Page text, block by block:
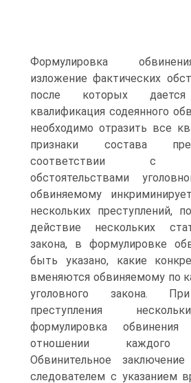
Формулировка
изложение фактических
после которых дается
квалификация содеянного
необходимо отразить все
признаки состава
соответствии с
обстоятельствами
обвиняемому
нескольких преступлений,
действие нескольких
закона, в формулировке
быть указано, какие
вменяются обвиняемому по
уголовного закона.
преступления
формулировка
отношении каждого
Обвинительное
следователем с указанием